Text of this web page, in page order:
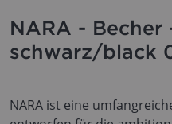
NARA -
schwarz/black
NARA ist eine